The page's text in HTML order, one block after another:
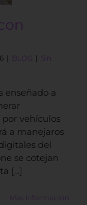
| BLOG | Sin
enseñado a
vehículos
a manejaros
del
se cotejan
[...]
Más información